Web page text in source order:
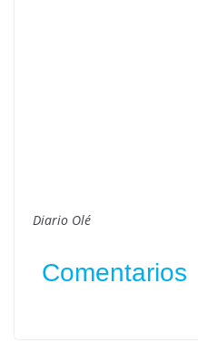
Diario Olé
Comentarios